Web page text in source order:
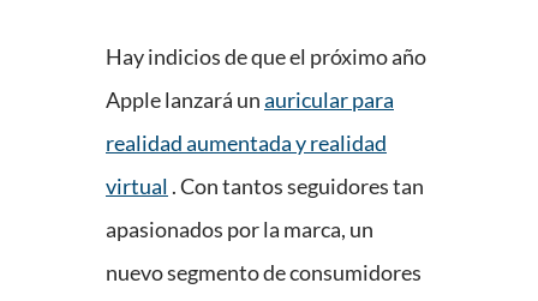
Hay indicios de que el próximo año
Apple lanzará unauricular para
realidad aumentada y realidad
virtual . Con tantos seguidores tan
apasionados por la marca, un
nuevo segmento de consumidores